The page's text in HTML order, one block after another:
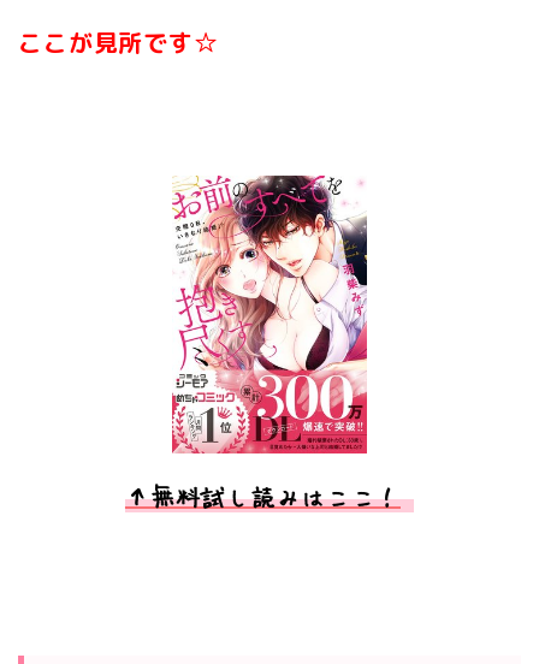
ここが見所です☆
↑無料試し読みはここ！